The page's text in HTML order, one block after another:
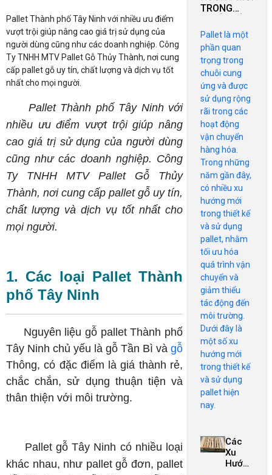
Pallet Thành phố Tây Ninh với nhiều ưu điểm
vượt trội giúp nâng cao giá trị sử dụng của
người dùng cũng như các doanh nghiệp. Công
Ty TNHH MTV Pallet Gỗ Thủy Thành, nơi cung
cấp pallet gỗ uy tín, chất lượng và dịch vụ tốt
nhất cho mọi người.
Pallet Thành phố Tây Ninh với
nhiều ưu điểm vượt trội giúp nâng
cao giá trị sử dụng của người dùng
cũng như các doanh nghiệp. Công
Ty TNHH MTV Pallet Gỗ Thủy
Thành, nơi cung cấp pallet gỗ uy tín,
chất lượng và dịch vụ tốt nhất cho
mọi người.
1. Các loại Pallet Thành
phố Tây Ninh
Nguyên liệu gỗ pallet Thành phố
Tây Ninh chủ yếu là gỗ Tần Bì vàgỗ
Thông, có đặc điểm là giá thành rẻ,
chắc chắn, sử dụng thuận tiện và
thân thiện với môi trường.
Pallet gỗ Tây Ninh có nhiều loại
khác nhau, như pallet gỗ đơn, pallet
TRONG
VÀ SỬ
DỤNG
PALLET
HIỆN NAY
Pallet là một
phần quan
trọng trong
chuỗi cung
ứng và được
sử dụng rộng
rãi trong các
hoạt động
vận chuyển
hàng hóa.
Trong những
năm gần đây,
có nhiều xu
hướng mới
trong thiết kế
và sử dụng
pallet, nhằm
tối ưu hóa
quá trình vận
chuyển và
giảm thiểu
tác động đến
môi trường.
Dưới đây là
một số xu
hướng mới
trong thiết kế
và sử dụng
pallet hiện
nay.
Các
Xu
Hướng